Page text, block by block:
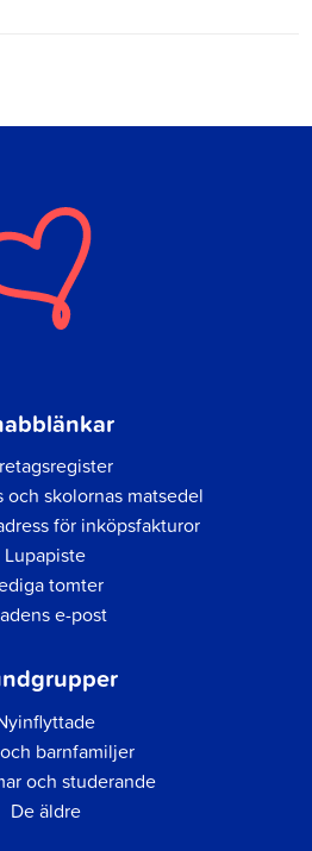
och skolornas matsedel
för inköpsfakturor
Lupapiste
tomter
e-post
barnfamiljer
och studerande
De äldre